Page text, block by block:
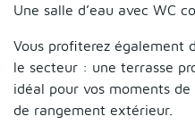
Une salle d’eau avec WC
Vous profiterez également
le secteur : une terrasse
idéal pour vos moments
de rangement extérieur.